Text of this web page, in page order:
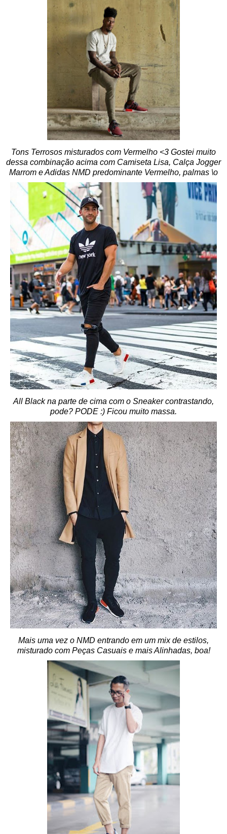
Tons Terrosos misturados com Vermelho <3 Gostei muito
dessa combinação acima com Camiseta Lisa, Calça Jogger
Marrom e Adidas NMD predominante Vermelho, palmas \o
All Black na parte de cima com o Sneaker contrastando,
pode? PODE :) Ficou muito massa.
Mais uma vez o NMD entrando em um mix de estilos,
misturado com Peças Casuais e mais Alinhadas, boa!